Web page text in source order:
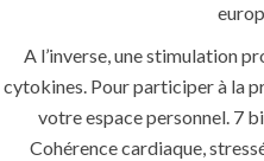
comments off
Likes
A l’inverse, une stimulation
cytokines. Pour participer à la
votre espace personnel. 7
Cohérence cardiaque,